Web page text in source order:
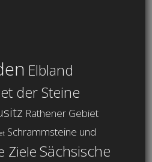
Elbland
der Steine
Rathener Gebiet
Schrammsteine und
ZieleSächsische